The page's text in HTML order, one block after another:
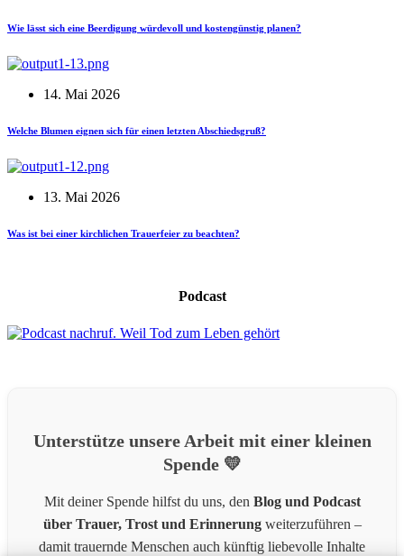
Wie lässt sich eine Beerdigung würdevoll und kostengünstig planen?
14. Mai 2026
Welche Blumen eignen sich für einen letzten Abschiedsgruß?
13. Mai 2026
Was ist bei einer kirchlichen Trauerfeier zu beachten?
Podcast
Unterstütze unsere Arbeit mit einer kleinen
Spende 💛
Mit deiner Spende hilfst du uns, den Blog und Podcast
über Trauer, Trost und Erinnerungweiterzuführen –
damit trauernde Menschen auch künftig liebevolle Inhalte